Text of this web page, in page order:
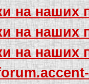
на наших
на наших
на наших